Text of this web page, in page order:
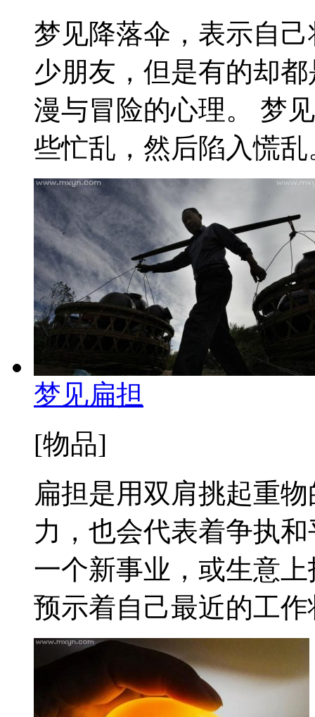
梦见降落伞，表示自
少朋友，但是有的却
漫与冒险的心理。 梦
些忙乱，然后陷入慌
梦见扁担
[物品]
扁担是用双肩挑起重
力，也会代表着争执
一个新事业，或生意
预示着自己最近的工